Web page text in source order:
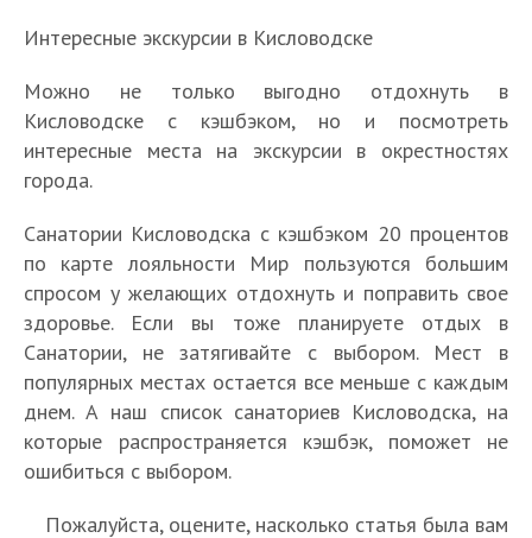
Интересные экскурсии в Кисловодске
Можно не только выгодно отдохнуть в
Кисловодске с кэшбэком, но и посмотреть
интересные места на экскурсии в окрестностях
города.
Санатории Кисловодска с кэшбэком 20 процентов
по карте лояльности Мир пользуются большим
спросом у желающих отдохнуть и поправить свое
здоровье. Если вы тоже планируете отдых в
Санатории, не затягивайте с выбором. Мест в
популярных местах остается все меньше с каждым
днем. А наш список санаториев Кисловодска, на
которые распространяется кэшбэк, поможет не
ошибиться с выбором.
Пожалуйста, оцените, насколько статья была вам